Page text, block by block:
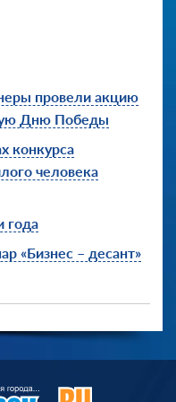
провели акцию
Дню Победы
конкурса
человека
года
«Бизнес – десант»